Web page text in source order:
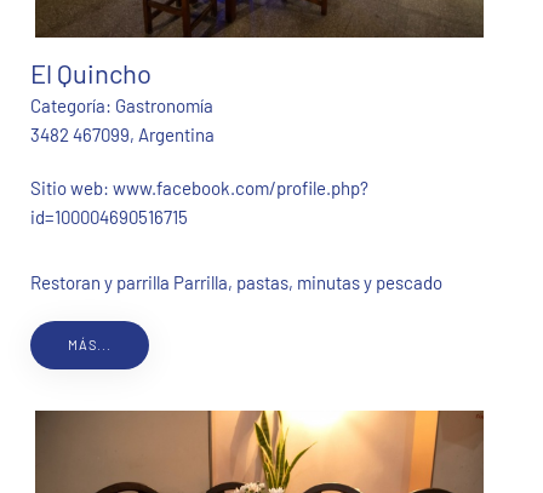
El Quincho
Categoría: Gastronomía
3482 467099, Argentina
Sitio web: www.facebook.com/profile.php?
id=100004690516715
Restoran y parrilla Parrilla, pastas, minutas y pescado
MÁS...